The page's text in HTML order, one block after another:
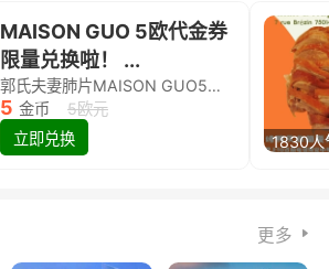
MAISON GUO 5欧代金券
限量兑换啦！ ...
郭氏夫妻肺片MAISON GUO5欧代金券限量兑换啦！
5 金币
5欧元
立即兑换
1830人
更多